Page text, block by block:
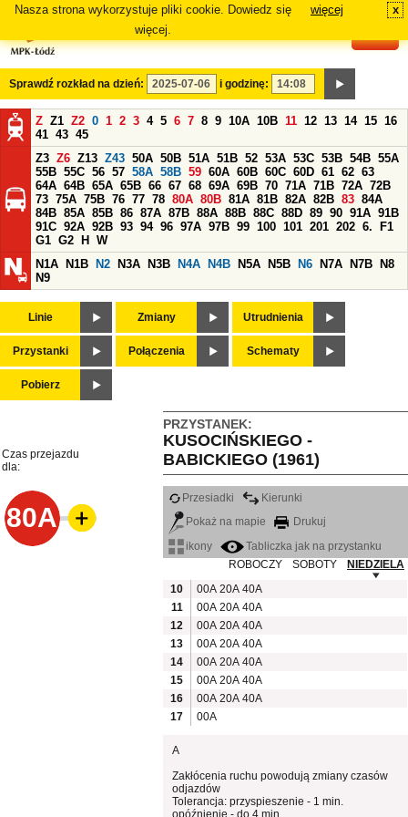
Nasza strona wykorzystuje pliki cookie. Dowiedz się
więcej.
więcej x
Sprawdź rozkład na dzień: i godzinę:
Z Z1 Z2 0 1 2 3 4 5 6 7 8 9 10A 10B 11 12 13 14 15 16
41 43 45
Z3 Z6 Z13 Z43 50A 50B 51A 51B 52 53A 53C 53B 54B 55A
55B 55C 56 57 58A 58B 59 60A 60B 60C 60D 61 62 63
64A 64B 65A 65B 66 67 68 69A 69B 70 71A 71B 72A 72B
73 75A 75B 76 77 78 80A 80B 81A 81B 82A 82B 83 84A
84B 85A 85B 86 87A 87B 88A 88B 88C 88D 89 90 91A 91B
91C 92A 92B 93 94 96 97A 97B 99 100 101 201 202 6.
F1
G1 G2 H
W
N1A
N1B N2 N3A N3B N4A N4B N5A N5B N6 N7A N7B
N8
N9
Linie Zmiany Utrudnienia
Przystanki Połączenia Schematy
Pobierz
PRZYSTANEK:
KUSOCIŃSKIEGO -
BABICKIEGO (1961)
Czas przejazdu
dla:
80A
Przesiadki
Kierunki
Pokaż na mapie
Drukuj
ikony
Tabliczka jak na przystanku
ROBOCZY
SOBOTY
NIEDZIELA
10
00A 20A 40A
11
00A 20A 40A
12
00A 20A 40A
13
00A 20A 40A
14
00A 20A 40A
15
00A 20A 40A
16
00A 20A 40A
17
00A
A
Zakłócenia ruchu powodują zmiany czasów
odjazdów
Tolerancja: przyspieszenie - 1 min.
opóźnienie - do 4 min.